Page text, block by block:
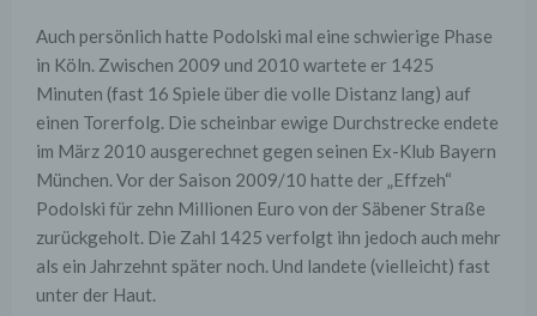
Auch persönlich hatte Podolski mal eine schwierige Phase
in Köln. Zwischen 2009 und 2010 wartete er 1425
Minuten (fast 16 Spiele über die volle Distanz lang) auf
einen Torerfolg. Die scheinbar ewige Durchstrecke endete
im März 2010 ausgerechnet gegen seinen Ex-Klub Bayern
München. Vor der Saison 2009/10 hatte der „Effzeh“
Podolski für zehn Millionen Euro von der Säbener Straße
zurückgeholt. Die Zahl 1425 verfolgt ihn jedoch auch mehr
als ein Jahrzehnt später noch. Und landete (vielleicht) fast
unter der Haut.